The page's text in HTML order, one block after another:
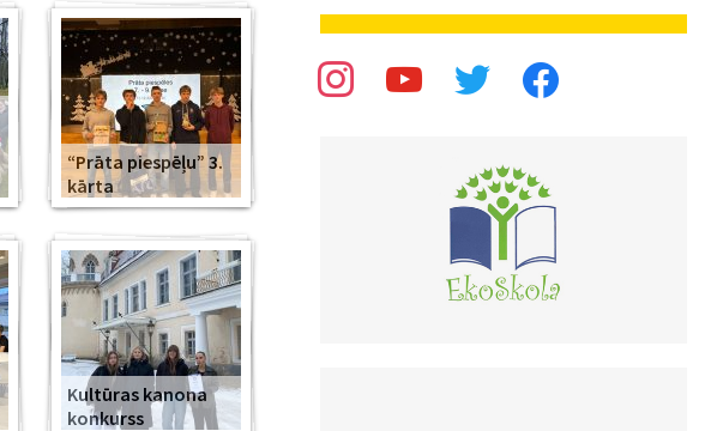
“Prāta piespēļu” 3.
kārta
Kultūras kanona
konkurss